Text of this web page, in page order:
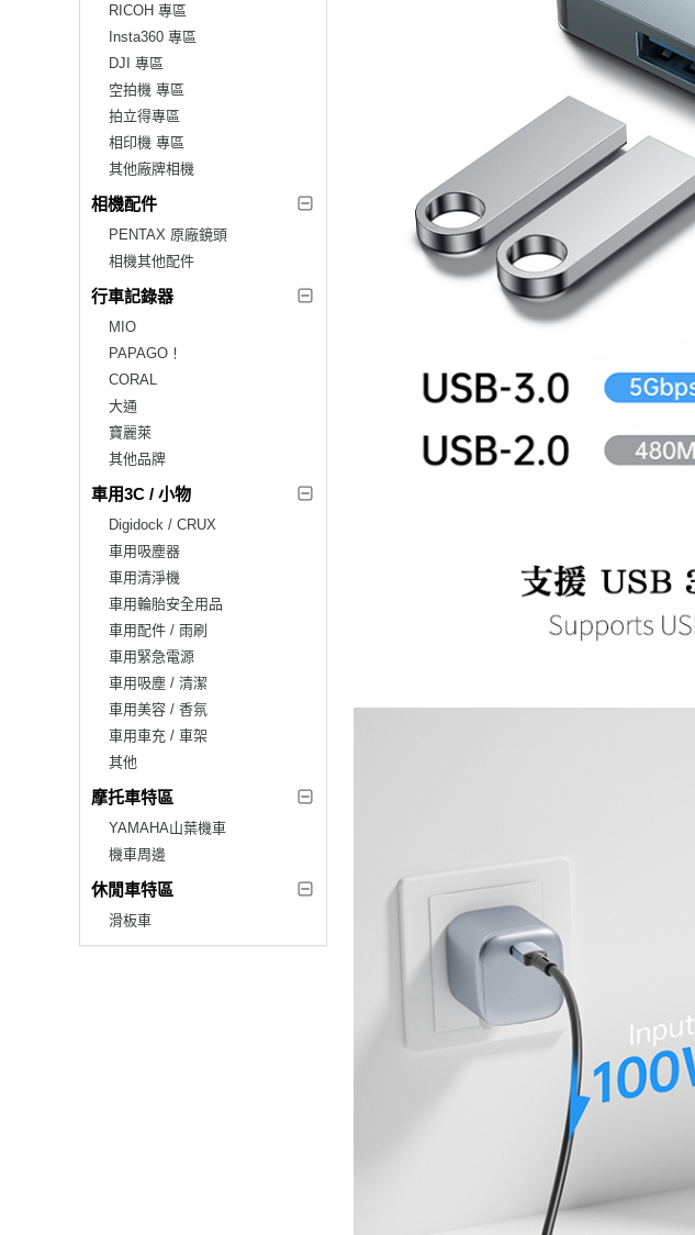
RICOH 專區
Insta360 專區
DJI 專區
空拍機 專區
拍立得專區
相印機 專區
其他廠牌相機
相機配件
PENTAX 原廠鏡頭
相機其他配件
行車記錄器
MIO
PAPAGO！
CORAL
大通
寶麗萊
其他品牌
車用3C / 小物
Digidock / CRUX
車用吸塵器
車用清淨機
車用輪胎安全用品
車用配件 / 雨刷
車用緊急電源
車用吸塵 / 清潔
車用美容 / 香氛
車用車充 / 車架
其他
摩托車特區
YAMAHA山葉機車
機車周邊
休閒車特區
滑板車